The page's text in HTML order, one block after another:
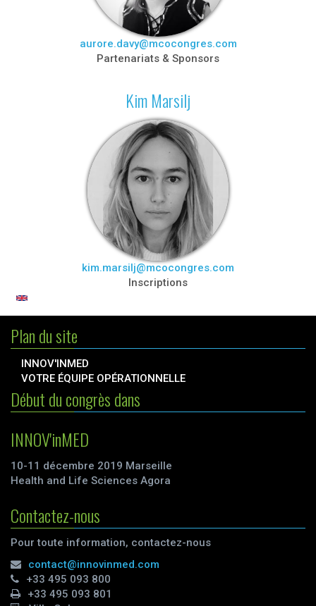
aurore.davy@mcocongres.com
Partenariats & Sponsors
Kim Marsilj
kim.marsilj@mcocongres.com
Inscriptions
Plan du site
INNOV'INMED
VOTRE ÉQUIPE OPÉRATIONNELLE
Début du congrès dans
INNOV'inMED
10-11 décembre 2019 Marseille
Health and Life Sciences Agora
Contactez-nous
Pour toute information, contactez-nous
contact@innovinmed.com
+33 495 093 800
+33 495 093 801